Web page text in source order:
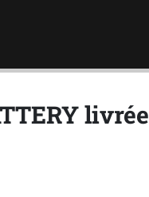
livrée